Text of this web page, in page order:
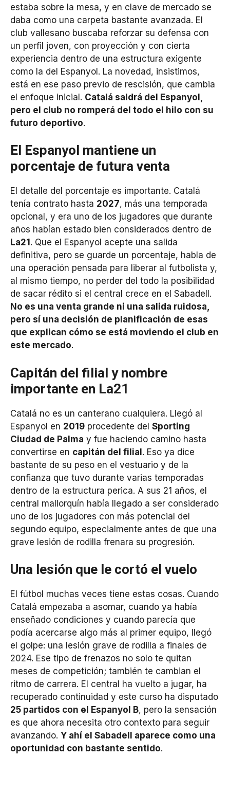
estaba sobre la mesa, y en clave de mercado se
daba como una carpeta bastante avanzada. El
club vallesano buscaba reforzar su defensa con
un perfil joven, con proyección y con cierta
experiencia dentro de una estructura exigente
como la del Espanyol. La novedad, insistimos,
está en ese paso previo de rescisión, que cambia
el enfoque inicial. Catalá saldrá del Espanyol,
pero el club no romperá del todo el hilo con su
futuro deportivo.
El Espanyol mantiene un
porcentaje de futura venta
El detalle del porcentaje es importante. Catalá
tenía contrato hasta 2027, más una temporada
opcional, y era uno de los jugadores que durante
años habían estado bien considerados dentro de
La21 . Que el Espanyol acepte una salida
definitiva, pero se guarde un porcentaje, habla de
una operación pensada para liberar al futbolista y,
al mismo tiempo, no perder del todo la posibilidad
de sacar rédito si el central crece en el Sabadell.
No es una venta grande ni una salida ruidosa,
pero sí una decisión de planificación de esas
que explican cómo se está moviendo el club en
este mercado.
Capitán del filial y nombre
importante en La21
Catalá no es un canterano cualquiera. Llegó al
Espanyol en 2019 procedente del Sporting
Ciudad de Palma y fue haciendo camino hasta
convertirse en capitán del filial. Eso ya dice
bastante de su peso en el vestuario y de la
confianza que tuvo durante varias temporadas
dentro de la estructura perica. A sus 21 años, el
central mallorquín había llegado a ser considerado
uno de los jugadores con más potencial del
segundo equipo, especialmente antes de que una
grave lesión de rodilla frenara su progresión.
Una lesión que le cortó el vuelo
El fútbol muchas veces tiene estas cosas. Cuando
Catalá empezaba a asomar, cuando ya había
enseñado condiciones y cuando parecía que
podía acercarse algo más al primer equipo, llegó
el golpe: una lesión grave de rodilla a finales de
2024. Ese tipo de frenazos no solo te quitan
meses de competición; también te cambian el
ritmo de carrera. El central ha vuelto a jugar, ha
recuperado continuidad y este curso ha disputado
25 partidos con el Espanyol B, pero la sensación
es que ahora necesita otro contexto para seguir
avanzando. Y ahí el Sabadell aparece como una
oportunidad con bastante sentido.